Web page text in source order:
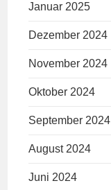
Januar 2025
Dezember 2024
November 2024
Oktober 2024
September 2024
August 2024
Juni 2024